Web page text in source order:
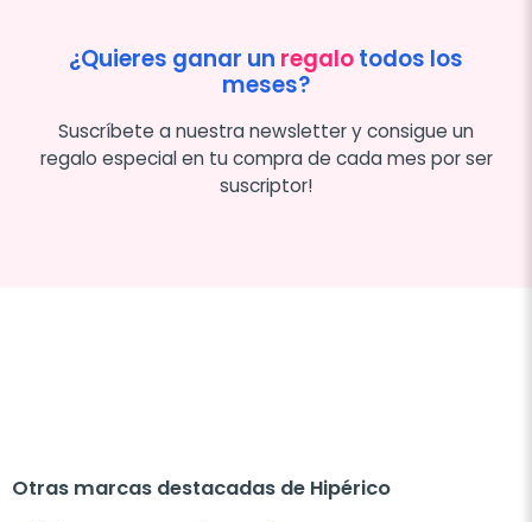
¿Quieres ganar un regalotodos los
meses?
Suscríbete a nuestra newsletter y consigue un
regalo especial en tu compra de cada mes por ser
suscriptor!
Otras marcas destacadas de Hipérico